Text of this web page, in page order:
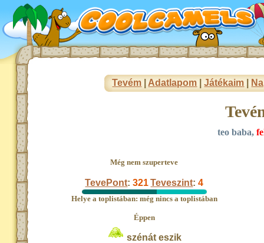
Tevém Adatlapom |Játékaim
teo baba,
Még nem szuperteve
TevePont:321 Teveszint:4
Helye a toplistában: még nincs a toplistában
Éppen
szénát eszik